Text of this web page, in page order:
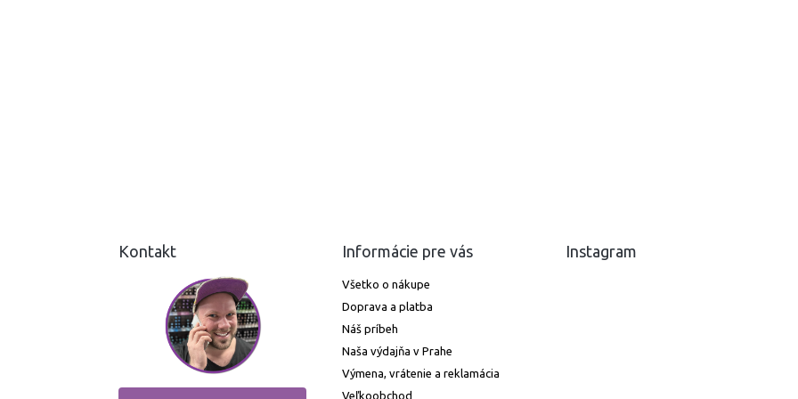
Kontakt Informácie pre vás
Všetko o nákupe
Doprava a platba
Náš príbeh
Naša výdajňa v Prahe
Výmena, vrátenie a reklamácia
Veľkoobchod
Instagram